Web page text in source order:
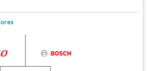
O reuso requer atribuição conforme CC BY 4.0.